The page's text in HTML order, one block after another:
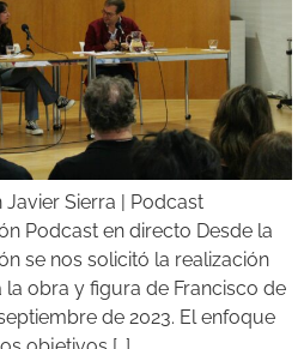
Javier Sierra | Podcast
Podcast en directo Desde la
se nos solicitó la realización
obra y figura de Francisco de
de 2023. El enfoque